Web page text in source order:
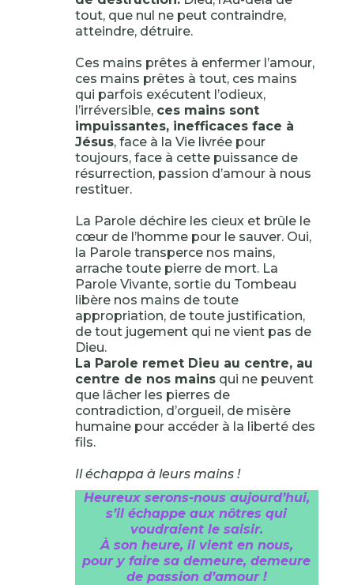
tout, que nul ne peut contraindre,
atteindre, détruire.
Ces mains prêtes à enfermer l’amour,
ces mains prêtes à tout, ces mains
qui parfois exécutent l’odieux,
l’irréversible, ces mains sont
impuissantes, inefficaces face à
Jésus, face à la Vie livrée pour
toujours, face à cette puissance de
résurrection, passion d’amour à nous
restituer.
La Parole déchire les cieux et brûle le
cœur de l’homme pour le sauver. Oui,
la Parole transperce nos mains,
arrache toute pierre de mort. La
Parole Vivante, sortie du Tombeau
libère nos mains de toute
appropriation, de toute justification,
de tout jugement qui ne vient pas de
Dieu.
La Parole remet Dieu au centre, au
centre de nos mainsqui ne peuvent
que lâcher les pierres de
contradiction, d’orgueil, de misère
humaine pour accéder à la liberté des
fils.
Il échappa à leurs mains !
Heureux serons-nous aujourd’hui,
s’il échappe aux nôtres qui
voudraient le saisir.
À son heure, il vient en nous,
pour y faire sa demeure, demeure
de passion d’amour !